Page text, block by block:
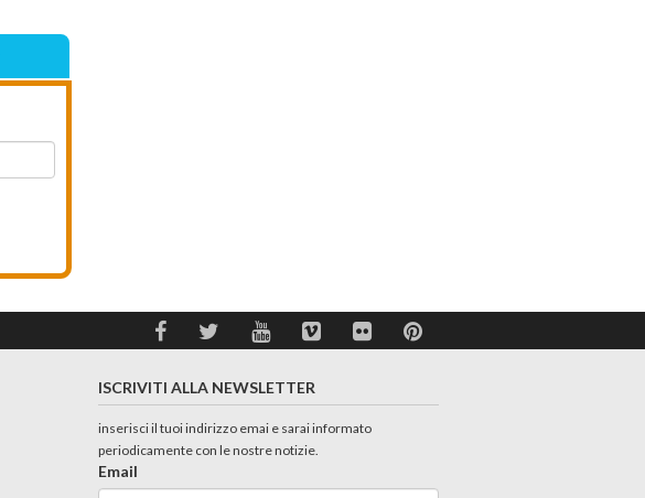
ISCRIVITI ALLA NEWSLETTER
inserisci il tuoi indirizzo emai e sarai informato
periodicamente con le nostre notizie.
Email